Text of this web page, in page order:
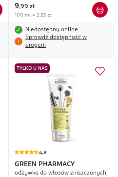
9,99 zł
100 ml = 2,85 zł
Niedostępny online
Sprawdź dostępność w
drogerii
TYLKO U NAS
4,8
GREEN PHARMACY
odżywka do włosów zniszczonych,